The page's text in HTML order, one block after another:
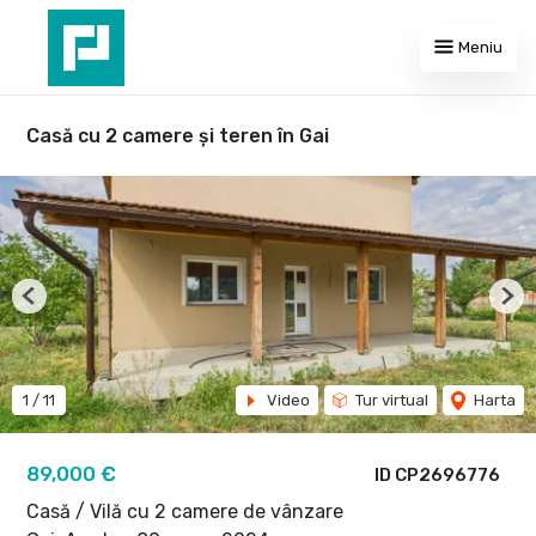
Meniu
Casă cu 2 camere și teren în Gai
ID CP2696776
89,000 €
Casă / Vilă cu 2 camere de vânzare
1 / 11 Video Tur virtual Harta
Previous